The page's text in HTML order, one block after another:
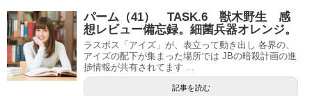
パーム（41） TASK.6 獣木野生 感
想レビュー備忘録。細菌兵器オレンジ。
ラスボス「アイズ」が、表立って動き出し 各界の、
アイズの配下が集まった場所では JBの暗殺計画の進
捗情報が共有されてます ...
記事を読む